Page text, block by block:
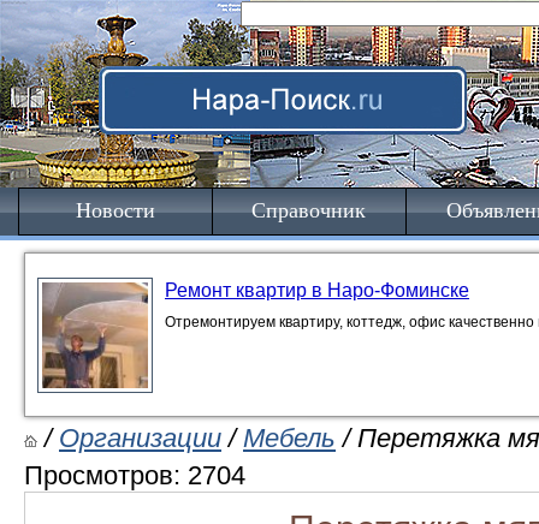
Новости Справочник
Ремонт квартир в Наро-Фоминске
Отремонтируем квартиру, коттедж, офис качественно
/ Организации /Мебель / Перетяжка
Просмотров: 2704